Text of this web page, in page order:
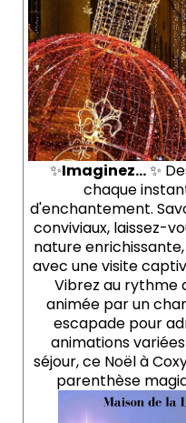
✨Imaginez...✨
chaque
d'enchantement.
conviviaux, laissez-
nature
avec une visite
Vibrez au rythme
animée par un
escapade pour
animations
séjour, ce Noël à
parenthèse